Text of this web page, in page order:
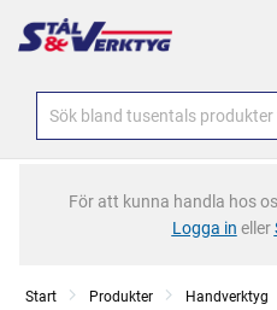
För att kunna handla hos
Logga in eller
Start Produkter Handverktyg